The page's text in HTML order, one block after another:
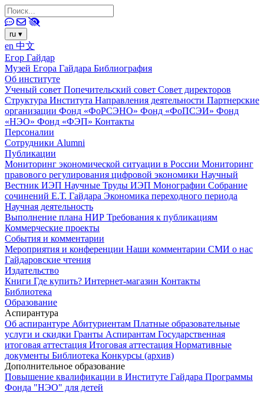
ru ▾
en 中文
Егор Гайдар
Музей Егора Гайдара Библиография
Об институте
Ученый совет Попечительский совет Совет директоров
Структура Института Направления деятельности Партнерские
организации Фонд «ФоРСЭНО» Фонд «ФоПСЭИ» Фонд
«НЭО» Фонд «ФЭП» Контакты
Персоналии
Сотрудники Alumni
Публикации
Мониторинг экономической ситуации в России Мониторинг
правового регулирования цифровой экономики Научный
Вестник ИЭП Научные Труды ИЭП Монографии Собрание
сочинений Е.Т. Гайдара Экономика переходного периода
Научная деятельность
Выполнение плана НИР Требования к публикациям
Коммерческие проекты
События и комментарии
Мероприятия и конференции Наши комментарии СМИ о нас
Гайдаровские чтения
Издательство
Книги Где купить? Интернет-магазин Контакты
Библиотека
Образование
Аспирантура
Об аспирантуре Абитуриентам Платные образовательные
услуги и скидки Гранты Аспирантам Государственная
итоговая аттестация Итоговая аттестация Нормативные
документы Библиотека Конкурсы (архив)
Дополнительное образование
Повышение квалификации в Институте Гайдара Программы
Фонда "НЭО" для детей